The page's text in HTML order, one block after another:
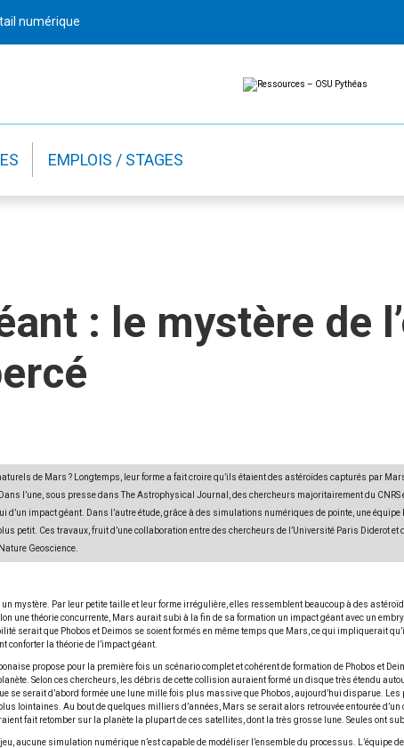
numérique
Ressources
OSU
Ressources
EMPLOIS / STAGES
: le mystère de
de Mars ? Longtemps, leur forme a fait croire qu’ils étaient des astéroïdes capturés par
l’une, sous presse dans The Astrophysical Journal, des chercheurs majoritairement du CNRS
d’un impact géant. Dans l’autre étude, grâce à des simulations numériques de pointe, une
petit. Ces travaux, fruit d’une collaboration entre des chercheurs de l’Université Paris Diderot et
Geoscience.
un mystère. Par leur petite taille et leur forme irrégulière, elles ressemblent beaucoup à des
une théorie concurrente, Mars aurait subi à la fin de sa formation un impact géant avec un
serait que Phobos et Deimos se soient formés en même temps que Mars, ce qui impliquerait
conforter la théorie de l’impact géant.
propose pour la première fois un scénario complet et cohérent de formation de Phobos
Selon ces chercheurs, les débris de cette collision auraient formé un disque très étendu
se serait d’abord formée une lune mille fois plus massive que Phobos, aujourd’hui disparue.
lointaines. Au bout de quelques milliers d’années, Mars se serait alors retrouvée entourée
fait retomber sur la planète la plupart de ces satellites, dont la très grosse lune. Seules ont
aucune simulation numérique n’est capable de modéliser l’ensemble du processus.